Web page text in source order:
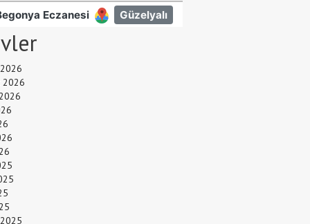
2026